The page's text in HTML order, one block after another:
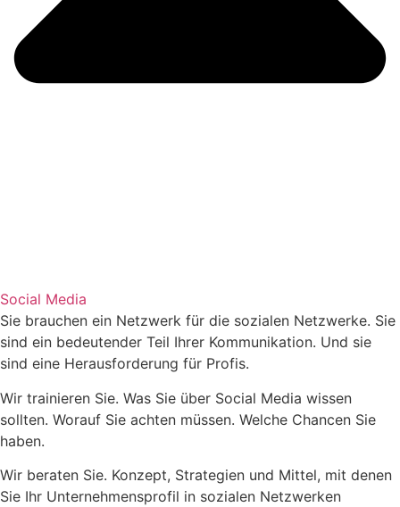
Social Media
Sie brauchen ein Netzwerk für die sozialen Netzwerke. Sie
sind ein bedeutender Teil Ihrer Kommunikation. Und sie
sind eine Herausforderung für Profis.
Wir trainieren Sie. Was Sie über Social Media wissen
sollten. Worauf Sie achten müssen. Welche Chancen Sie
haben.
Wir beraten Sie. Konzept, Strategien und Mittel, mit denen
Sie Ihr Unternehmensprofil in sozialen Netzwerken